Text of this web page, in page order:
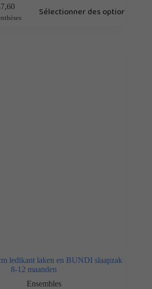
Sélectionner des options
ledikant laken en BUNDI slaapzak
8-12 maanden
Ensembles